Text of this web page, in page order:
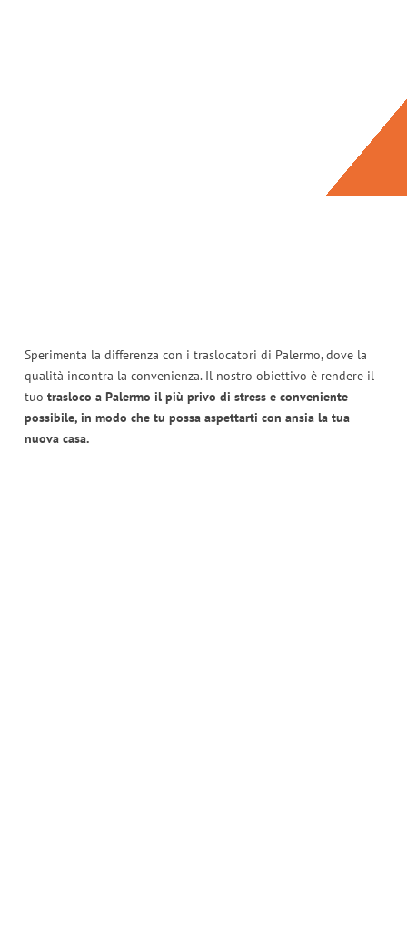
Sperimenta la differenza con i traslocatori di Palermo, dove la
qualità incontra la convenienza. Il nostro obiettivo è rendere il
tuo trasloco a Palermo il più privo di stress e conveniente
possibile, in modo che tu possa aspettarti con ansia la tua
nuova casa.